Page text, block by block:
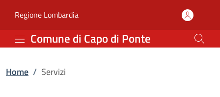
Servizi | Comune di
Regione Lombardia(apre in un'altra scheda).
Comune di Capo di Ponte
Home / Servizi